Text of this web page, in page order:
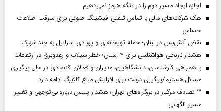
اجازه ایجاد مسیر دوم را در تنگه هرمز نمی‌دهیم
هک شرکت‌های مالی با تماس تلفنی؛ فیشینگ صوتی برای سرقت اطلاعات
حساس
نقض آتش‌بس در لبنان؛ حمله توپخانه‌ای و پهپادی اسرائیل به چند شهرک
هشدار نارنجی هواشناسی برای ۴ استان؛ خطر سیلاب و رعدوبرق در ارتفاعات
با همراهی کارشناسان، دانشگاهیان، مدیران و فعالان اقتصادی در حال پیگیری
مسائل هستیم/پیگیری دولت برای افزایش مبلغ کالابرگ ادامه دارد
۳ تصادف مرگبار در بزرگراه‌های تهران؛ هشدار پلیس درباره بی‌توجهی و تغییر
مسیر ناگهانی